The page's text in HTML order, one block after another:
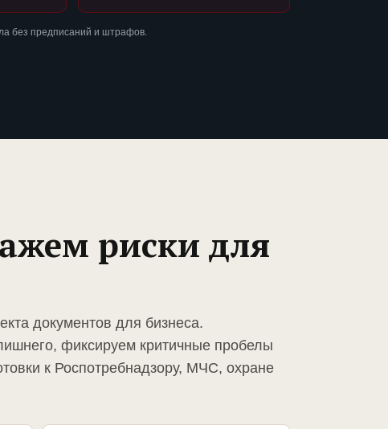
без предписаний и штрафов.
риски для
документов для бизнеса.
фиксируем критичные пробелы
к Роспотребнадзору, МЧС, охране